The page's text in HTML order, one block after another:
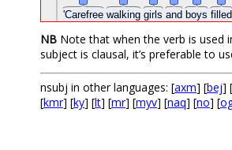
'Carefree walking girls and boys filled
NB Note that when the verb is used
subject is clausal, it’s preferable to
nsubj in other languages: [axm] [bej] [
[kmr] [ky] [lt] [mr] [myv] [naq] [no] [